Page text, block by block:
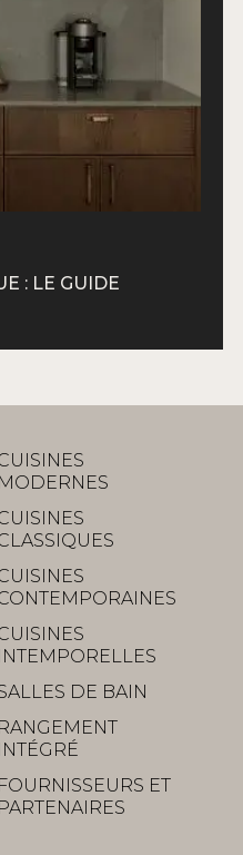
: LE GUIDE
MODERNES
INTEMPORELLES
DE BAIN
RANGEMENT
INTÉGRÉ
FOURNISSEURS ET
PARTENAIRES